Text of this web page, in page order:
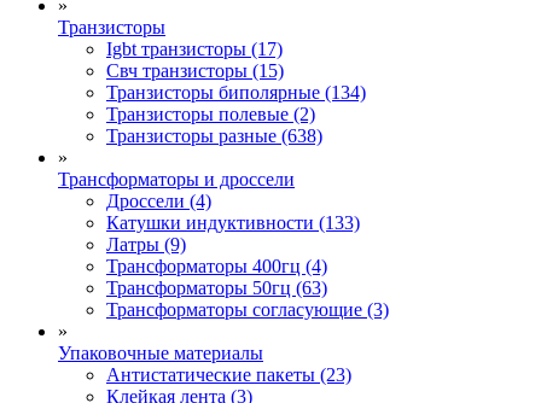
»
Транзисторы
Igbt транзисторы (17)
Свч транзисторы (15)
Транзисторы биполярные (134)
Транзисторы полевые (2)
Транзисторы разные (638)
»
Трансформаторы и дроссели
Дроссели (4)
Катушки индуктивности (133)
Латры (9)
Трансформаторы 400гц (4)
Трансформаторы 50гц (63)
Трансформаторы согласующие (3)
»
Упаковочные материалы
Антистатические пакеты (23)
Клейкая лента (3)